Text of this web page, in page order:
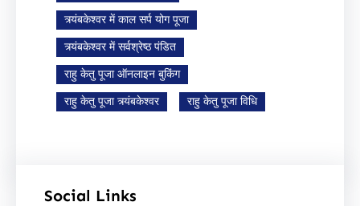
त्र्यंबकेश्वर में काल सर्प योग पूजा
त्र्यंबकेश्वर में सर्वश्रेष्ठ पंडित
राहु केतु पूजा ऑनलाइन बुकिंग
राहु केतु पूजा त्र्यंबकेश्वर
राहु केतु पूजा विधि
Social Links